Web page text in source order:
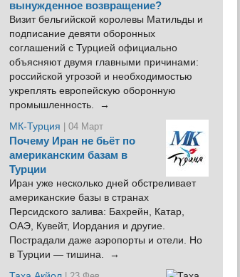
вынужденное возвращение?
Визит бельгийской королевы Матильды и
подписание девяти оборонных
соглашений с Турцией официально
объясняют двумя главными причинами:
российской угрозой и необходимостью
укреплять европейскую оборонную
промышленность. →
МК-Турция
| 04 Март
Почему Иран не бьёт по
американским базам в
Турции
Иран уже несколько дней обстреливает
американские базы в странах
Персидского залива: Бахрейн, Катар,
ОАЭ, Кувейт, Иордания и другие.
Пострадали даже аэропорты и отели. Но
в Турции — тишина. →